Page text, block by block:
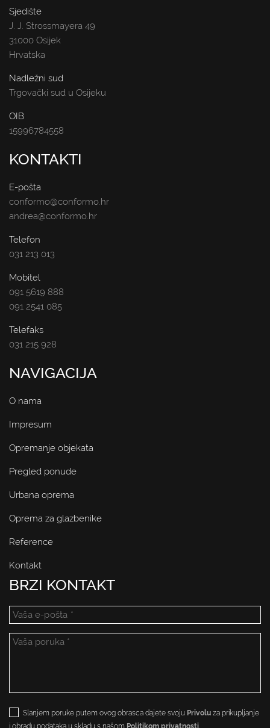
Sjedište
J. J. Strossmayera 49
31000 Osijek
Hrvatska
Nadležni sud
Trgovački sud u Osijeku
OIB
15996784558
KONTAKTI
E-pošta
conformo@conformo.hr
andrea@conformo.hr
Telefon
031 213 013
Mobitel
091 5619 888
091 2541 085
Telefaks
031 215 928
NAVIGACIJA
O nama
Impresum
Opremanje objekata
Pregled ponude
Urbana oprema
Oprema za glazbenike
Reference
Kontakt
BRZI KONTAKT
Slanjem poruke putem ovog obrasca dajete svoju Privolu za prikupljanje
i obradu podataka u skladu s našom Politikom privatnosti